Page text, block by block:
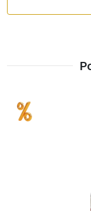
Vhodné pro
Kyselina
jablečná